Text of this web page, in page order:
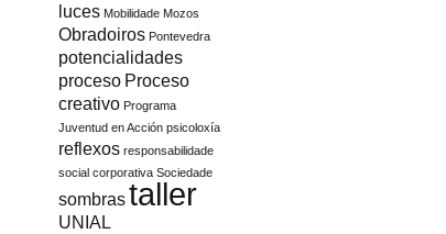
luces Mobilidade Mozos
Obradoiros Pontevedra
potencialidades
proceso Proceso
creativo Programa
Juventud en Acción psicoloxía
reflexos responsabilidade
social corporativa Sociedade
sombrastaller
UNIAL